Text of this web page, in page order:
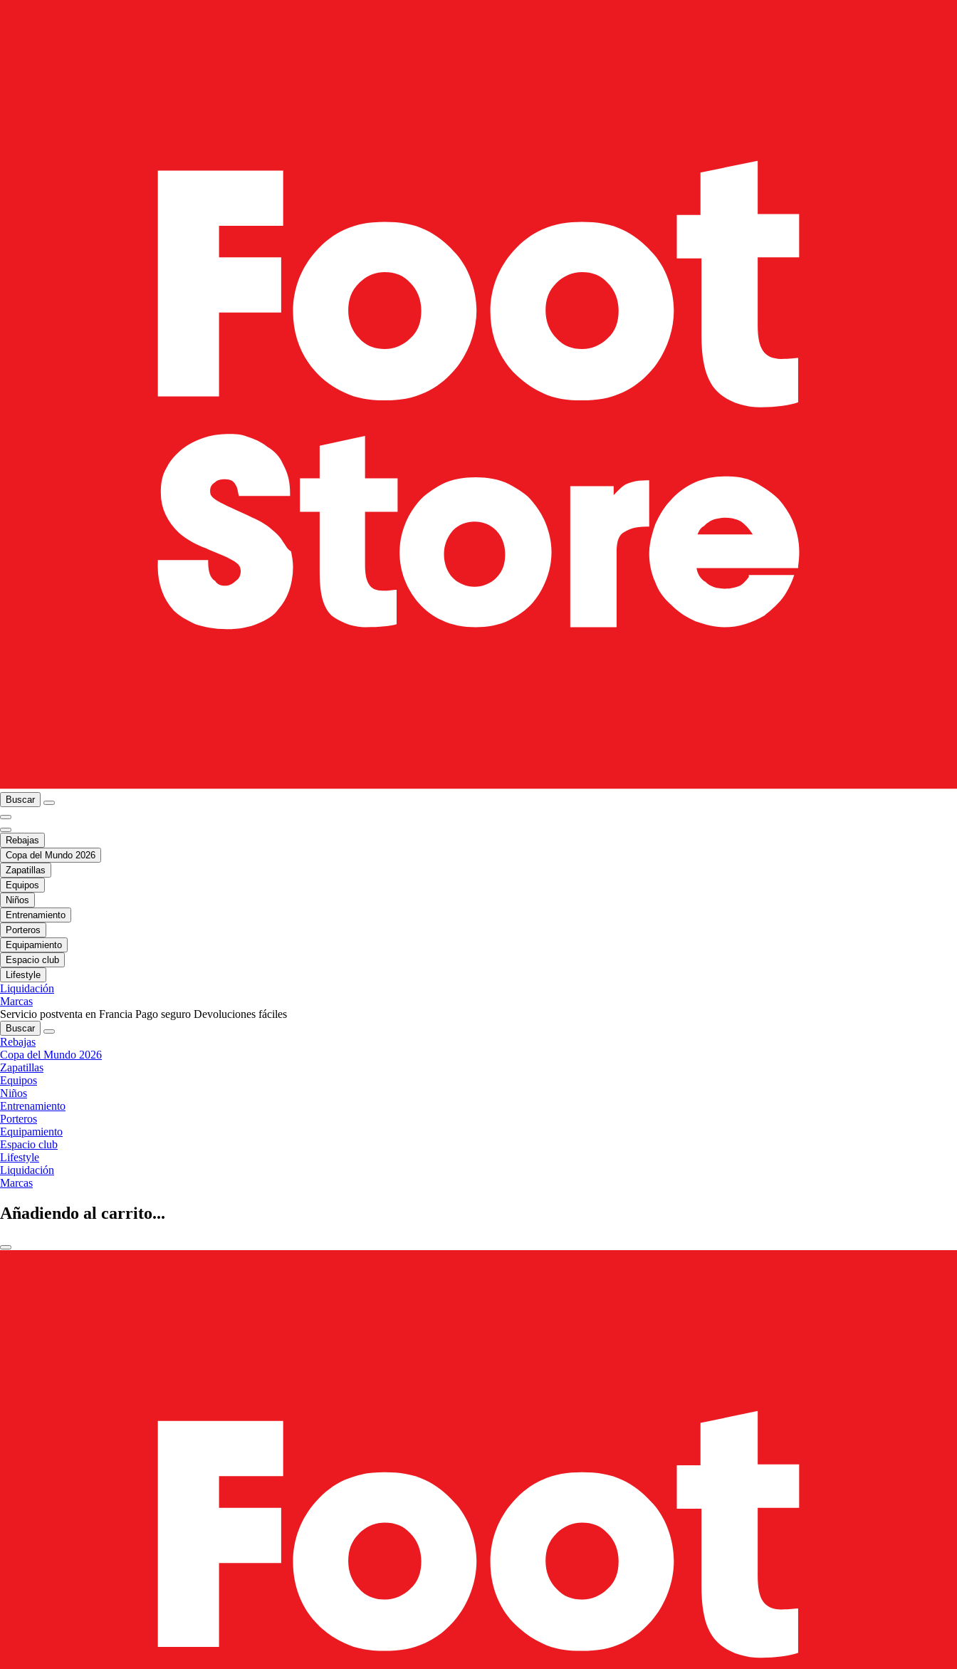
Buscar
Rebajas
Copa del Mundo 2026
Zapatillas
Equipos
Niños
Entrenamiento
Porteros
Equipamiento
Espacio club
Lifestyle
Liquidación
Marcas
Servicio postventa en Francia Pago seguro Devoluciones fáciles
Buscar
Rebajas
Copa del Mundo 2026
Zapatillas
Equipos
Niños
Entrenamiento
Porteros
Equipamiento
Espacio club
Lifestyle
Liquidación
Marcas
Añadiendo al carrito...